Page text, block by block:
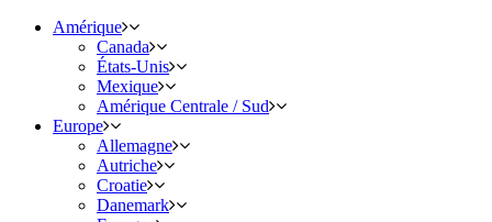
Amérique
Canada
États-Unis
Mexique
Amérique Centrale / Sud
Europe
Allemagne
Autriche
Croatie
Danemark